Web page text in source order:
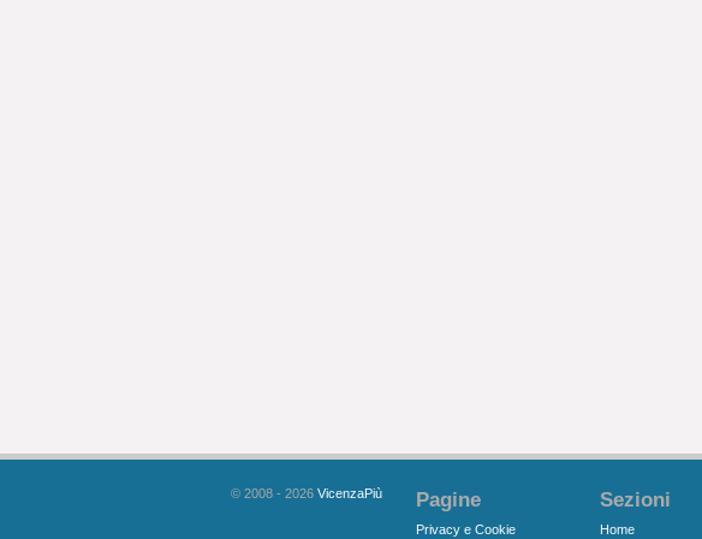
© 2008 - 2026 VicenzaPiù Pagine
Privacy e Cookie
Sezioni
Home